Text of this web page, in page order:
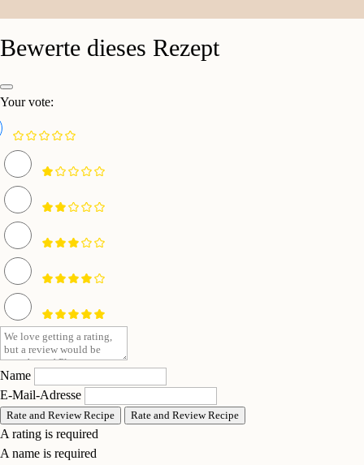
Bewerte dieses Rezept
Your vote:
Name
E-Mail-Adresse
Rate and Review Recipe Rate and Review Recipe
A rating is required
A name is required